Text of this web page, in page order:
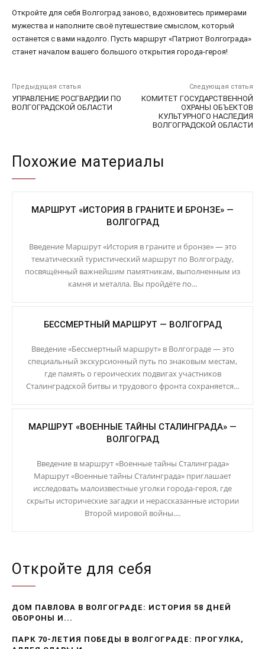
Откройте для себя Волгоград заново, вдохновитесь примерами
мужества и наполните своё путешествие смыслом, который
останется с вами надолго. Пусть маршрут «Патриот Волгограда»
станет началом вашего большого открытия города-героя!
Предыдущая статья
УПРАВЛЕНИЕ РОСГВАРДИИ ПО
ВОЛГОГРАДСКОЙ ОБЛАСТИ
Следующая статья
КОМИТЕТ ГОСУДАРСТВЕННОЙ
ОХРАНЫ ОБЪЕКТОВ
КУЛЬТУРНОГО НАСЛЕДИЯ
ВОЛГОГРАДСКОЙ ОБЛАСТИ
Похожие материалы
МАРШРУТ «ИСТОРИЯ В ГРАНИТЕ И БРОНЗЕ» —
ВОЛГОГРАД
Введение Маршрут «История в граните и бронзе» — это
тематический туристический маршрут по Волгограду,
посвящённый важнейшим памятникам, выполненным из
камня и металла. Вы пройдёте по...
БЕССМЕРТНЫЙ МАРШРУТ — ВОЛГОГРАД
Введение «Бессмертный маршрут» в Волгограде — это
специальный экскурсионный путь по знаковым местам,
где память о героических подвигах участников
Сталинградской битвы и трудового фронта сохраняется...
МАРШРУТ «ВОЕННЫЕ ТАЙНЫ СТАЛИНГРАДА» —
ВОЛГОГРАД
Введение в маршрут «Военные тайны Сталинграда»
Маршрут «Военные тайны Сталинграда» приглашает
исследовать малоизвестные уголки города-героя, где
скрыты исторические загадки и нерассказанные истории
Второй мировой войны....
Откройте для себя
ДОМ ПАВЛОВА В ВОЛГОГРАДЕ: ИСТОРИЯ 58 ДНЕЙ
ОБОРОНЫ И...
ПАРК 70-ЛЕТИЯ ПОБЕДЫ В ВОЛГОГРАДЕ: ПРОГУЛКА,